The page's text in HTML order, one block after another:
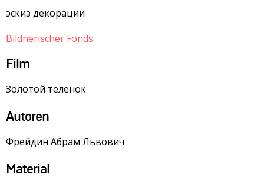
эскиз декорации
Bildnerischer Fonds
Film
Золотой теленок
Autoren
Фрейдин Абрам Львович
Material